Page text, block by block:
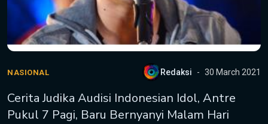
NASIONAL Redaksi 30 March 2021
Cerita Judika Audisi Indonesian Idol, Antre
Pukul 7 Pagi, Baru Bernyanyi Malam Hari